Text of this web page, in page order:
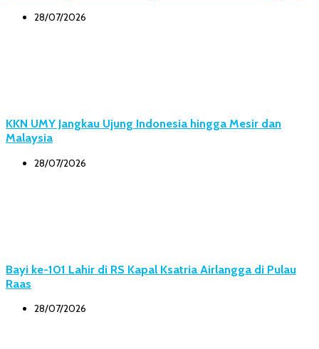
28/07/2026
KKN UMY Jangkau Ujung Indonesia hingga Mesir dan
Malaysia
28/07/2026
Bayi ke-101 Lahir di RS Kapal Ksatria Airlangga di Pulau
Raas
28/07/2026